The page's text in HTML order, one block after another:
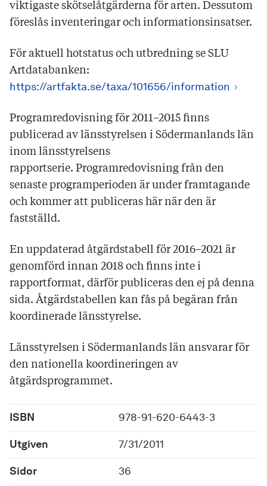
viktigaste skötselåtgärderna för arten. Dessutom
föreslås inventeringar och informationsinsatser.
För aktuell hotstatus och utbredning se SLU
Artdatabanken:
https://artfakta.se/taxa/101656/information
Programredovisning för 2011–2015 finns
publicerad av länsstyrelsen i Södermanlands län
inom länsstyrelsens
rapportserie. Programredovisning från den
senaste programperioden är under framtagande
och kommer att publiceras här när den är
fastställd.
En uppdaterad åtgärdstabell för 2016–2021 är
genomförd innan 2018 och finns inte i
rapportformat, därför publiceras den ej på denna
sida. Åtgärdstabellen kan fås på begäran från
koordinerade länsstyrelse.
Länsstyrelsen i Södermanlands län ansvarar för
den nationella koordineringen av
åtgärdsprogrammet.
ISBN 978-91-620-6443-3
Utgiven 7/31/2011
Sidor 36